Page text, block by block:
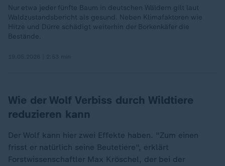
Nur etwa jeder fünfte Baum in deutschen Wäldern gilt laut
Waldzustandsbericht als gesund. Neben Klimafaktoren wie
Hitze und Dürre schädigt weiterhin der Borkenkäfer die
Bestände.
Wie der Wolf Verbiss durch Wildtiere
reduzieren kann
Der Wolf kann hier zwei Effekte haben. "Zum einen
frisst er natürlich seine Beutetiere", erklärt
Forstwissenschaftler Max Kröschel, der bei der